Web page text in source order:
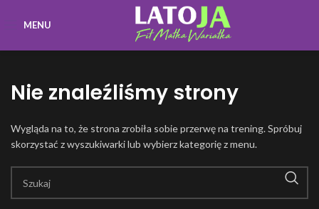
MENU
Nie znaleźliśmy strony
Wygląda na to, że strona zrobiła sobie przerwę na trening. Spróbuj
skorzystać z wyszukiwarki lub wybierz kategorię z menu.